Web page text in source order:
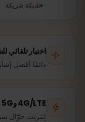
شبكة شريكة
اختيار تلقائي
دائمًا أفضل
4G/LTE و5G
إنترنت جوّال